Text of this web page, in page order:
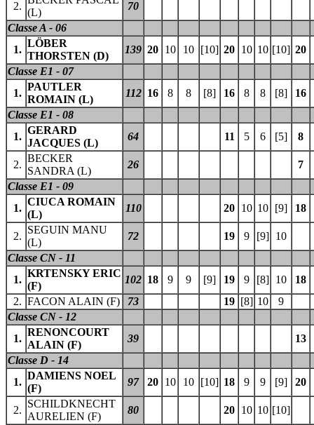
2.
(L)
70
Classe A - 06
1.
LÖBER
THORSTEN (D)
139 20 10 10 [10] 20 10 10 [10] 20
Classe E1 - 07
1.
PAUTLER
ROMAIN (L)
112 16 8 8 [8] 16 8 8 [8]
16
Classe E1 - 08
1.
GERARD
JACQUES (L)
64 11 5 6 [5] 8
2.
BECKER
SANDRA (L)
26 7
Classe E1 - 09
1.
CIUCA ROMAIN
(L)
110 20 10 10 [9] 18
2.
SEGUIN MANU
(L)
72 19 9 [9]
10
Classe CN - 11
1.
KRTENSKY ERIC
(F)
102 18 9 9 [9] 19 9 [8] 10
18
2. FACON ALAIN (F) 73 19 [8] 10
9
Classe CN - 12
1.
RENONCOURT
ALAIN (F)
39
13
Classe D - 14
1.
DAMIENS NOEL
(F)
97 20 10 10 [10] 18 9 9 [9] 20
2.
SCHILDKNECHT
AURELIEN (F)
80 20 10 10 [10]